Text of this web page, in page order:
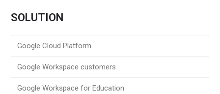
SOLUTION
Google Cloud Platform
Google Workspace customers
Google Workspace for Education